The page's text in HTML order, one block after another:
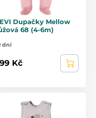
Dupačky Mellow
68 (4-6m)
dní
Kč